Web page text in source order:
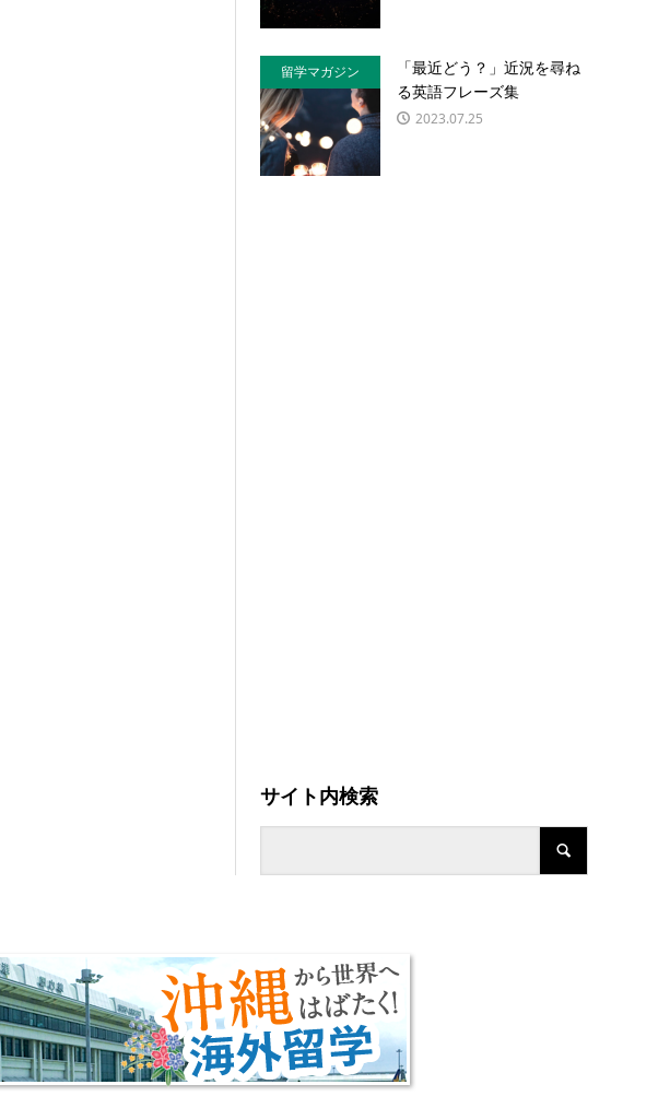
留学マガジン
「最近どう？」近況を尋ね
る英語フレーズ集
2023.07.25
サイト内検索